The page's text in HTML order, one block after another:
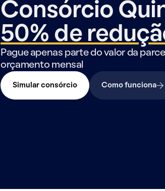
Consórcio
50% de
Pague apenas parte do valor da
orçamento mensal
Simular consórcio Como funciona